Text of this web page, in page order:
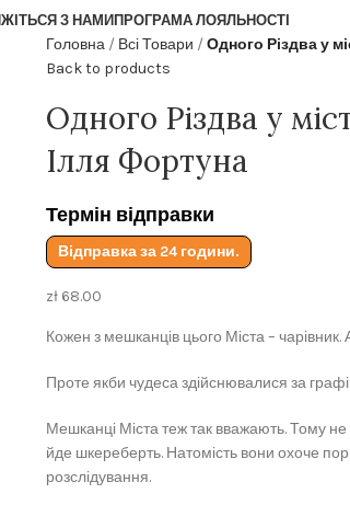
З НАМИ ПРОГРАМА ЛОЯЛЬНОСТІ
Головна Всі Товари
Одного Різдва у
Back to products
Одного Різдва у
Ілля Фортуна
Термін відправки
Відправка за 24 години.
zł68.00
Кожен з мешканців цього Міста –
Проте якби чудеса здійснювалися за
Мешканці Міста теж так вважають. Тому
йде шкереберть. Натомість вони охоче
розслідування.